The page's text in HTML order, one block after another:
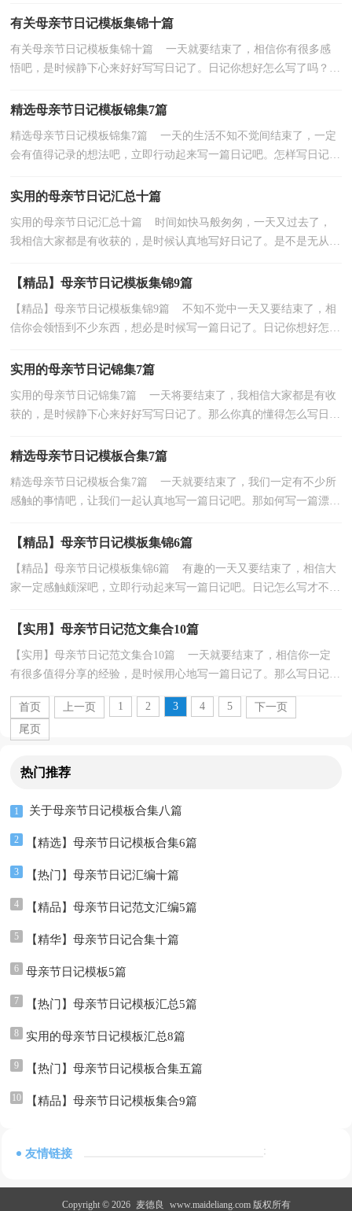
有关母亲节日记模板集锦十篇
有关母亲节日记模板集锦十篇 一天就要结束了，相信你有很多感
悟吧，是时候静下心来好好写写日记了。日记你想好怎么写了吗？以
精选母亲节日记模板锦集7篇
精选母亲节日记模板锦集7篇 一天的生活不知不觉间结束了，一定
会有值得记录的想法吧，立即行动起来写一篇日记吧。怎样写日记才
实用的母亲节日记汇总十篇
实用的母亲节日记汇总十篇 时间如快马般匆匆，一天又过去了，
我相信大家都是有收获的，是时候认真地写好日记了。是不是无从下
【精品】母亲节日记模板集锦9篇
【精品】母亲节日记模板集锦9篇 不知不觉中一天又要结束了，相
信你会领悟到不少东西，想必是时候写一篇日记了。日记你想好怎么
实用的母亲节日记锦集7篇
实用的母亲节日记锦集7篇 一天将要结束了，我相信大家都是有收
获的，是时候静下心来好好写写日记了。那么你真的懂得怎么写日记
精选母亲节日记模板合集7篇
精选母亲节日记模板合集7篇 一天就要结束了，我们一定有不少所
感触的事情吧，让我们一起认真地写一篇日记吧。那如何写一篇漂亮
【精品】母亲节日记模板集锦6篇
【精品】母亲节日记模板集锦6篇 有趣的一天又要结束了，相信大
家一定感触颇深吧，立即行动起来写一篇日记吧。日记怎么写才不会
【实用】母亲节日记范文集合10篇
【实用】母亲节日记范文集合10篇 一天就要结束了，相信你一定
有很多值得分享的经验，是时候用心地写一篇日记了。那么写日记需
首页
上一页 1 2 3 4 5
下一页
尾页
热门推荐
1 关于母亲节日记模板合集八篇
2 【精选】母亲节日记模板合集6篇
3 【热门】母亲节日记汇编十篇
4 【精品】母亲节日记范文汇编5篇
5 【精华】母亲节日记合集十篇
6 母亲节日记模板5篇
7 【热门】母亲节日记模板汇总5篇
8 实用的母亲节日记模板汇总8篇
9 【热门】母亲节日记模板合集五篇
10 【精品】母亲节日记模板集合9篇
友情链接 :
Copyright © 2026 麦德良 www.maideliang.com 版权所有